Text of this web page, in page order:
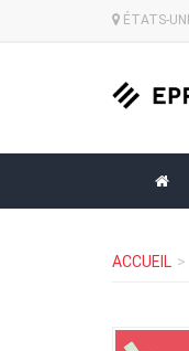
ÉTATS-
ACCUEIL